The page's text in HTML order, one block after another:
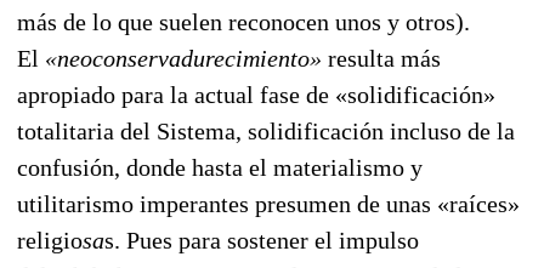
más de lo que suelen reconocen unos y otros).
El «neoconservadurecimiento» resulta más
apropiado para la actual fase de «solidificación»
totalitaria del Sistema, solidificación incluso de la
confusión, donde hasta el materialismo y
utilitarismo im­perantes presumen de unas «raíces»
religiosas. Pues para sostener el impulso